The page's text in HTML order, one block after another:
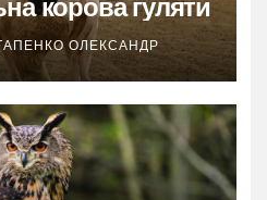
корова гуляти
ОЛЕКСАНДР